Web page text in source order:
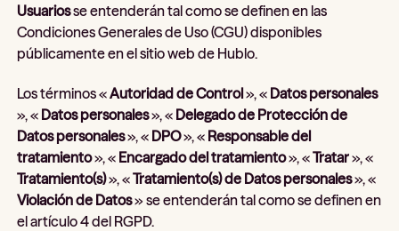
Usuariosse entenderán tal como se definen en las
Condiciones Generales de Uso (CGU) disponibles
públicamente en el sitio web de Hublo.
Los términos «Autoridad de Control», « Datos personales
», « Datos personales», « Delegado de Protección de
Datos personales», « DPO», « Responsable del
tratamiento», « Encargado del tratamiento», «Tratar», «
Tratamiento(s)», «Tratamiento(s) de Datos personales», «
Violación de Datos» se entenderán tal como se definen en
el artículo 4 del RGPD.